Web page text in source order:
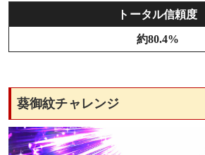
トータル信頼度
約80.4%
葵御紋チャレンジ